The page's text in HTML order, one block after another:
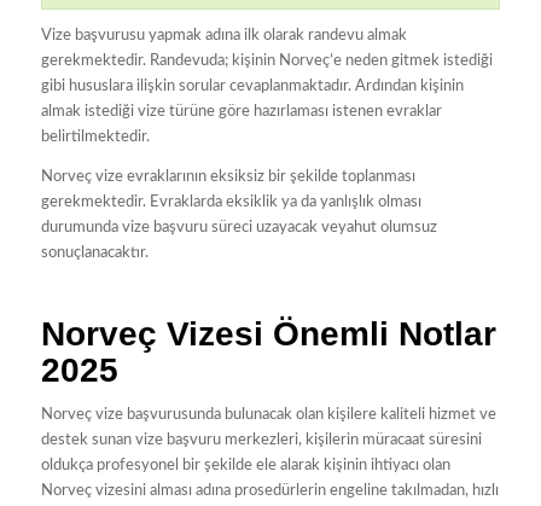
Vize başvurusu yapmak adına ilk olarak randevu almak
gerekmektedir. Randevuda; kişinin Norveç’e neden gitmek istediği
gibi hususlara ilişkin sorular cevaplanmaktadır. Ardından kişinin
almak istediği vize türüne göre hazırlaması istenen evraklar
belirtilmektedir.
Norveç vize evraklarının eksiksiz bir şekilde toplanması
gerekmektedir. Evraklarda eksiklik ya da yanlışlık olması
durumunda vize başvuru süreci uzayacak veyahut olumsuz
sonuçlanacaktır.
Norveç Vizesi Önemli Notlar
2025
Norveç vize başvurusunda bulunacak olan kişilere kaliteli hizmet ve
destek sunan vize başvuru merkezleri, kişilerin müracaat süresini
oldukça profesyonel bir şekilde ele alarak kişinin ihtiyacı olan
Norveç vizesini alması adına prosedürlerin engeline takılmadan, hızlı